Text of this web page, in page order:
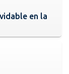
en la